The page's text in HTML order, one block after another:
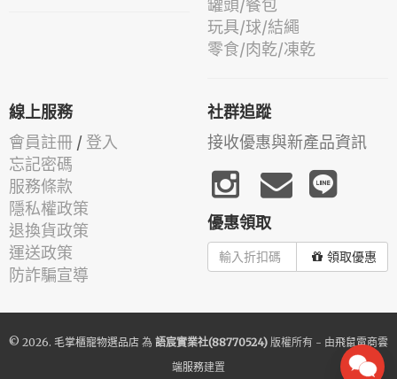
罐頭/餐包
玩具/球/結繩
零食/肉乾/凍乾
線上服務
會員註冊 / 登入
忘記密碼
服務條款
隱私權政策
退換貨政策
運送政策
防詐騙宣導
社群追蹤
接收優惠與新產品資訊
優惠領取
領取優惠
© 2026. 毛掌櫃寵物選品店 為 語宸實業社(88770524) 版權所有 - 由飛鼠電商雲
端服務建置